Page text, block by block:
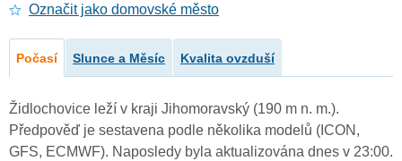
Označit jako domovské město
Počasí Slunce a Měsíc Kvalita ovzduší
Židlochovice leží v kraji Jihomoravský (190 m n. m.).
Předpověď je sestavena podle několika modelů (ICON,
GFS, ECMWF). Naposledy byla aktualizována dnes v 23:00.